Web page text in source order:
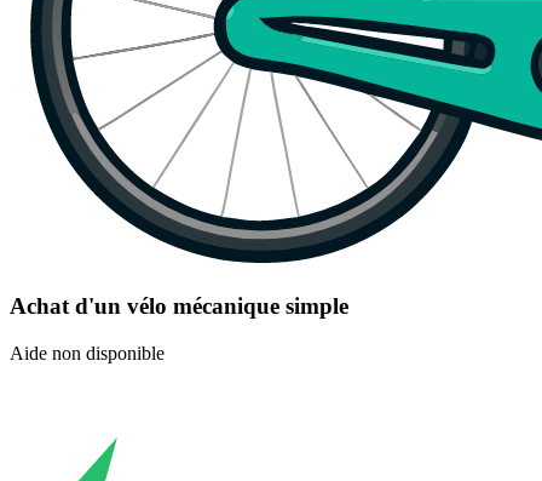
Achat d'un vélo mécanique simple
Aide non disponible